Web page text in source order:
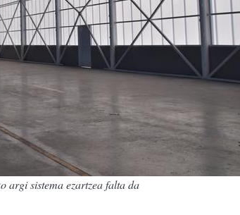
argi sistema ezartzea falta da